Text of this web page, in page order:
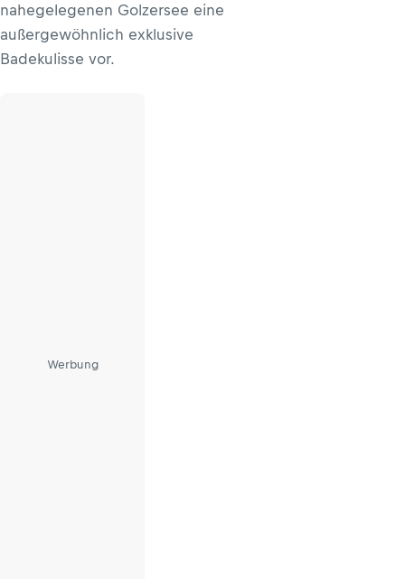
nahegelegenen Golzersee eine
außergewöhnlich exklusive
Badekulisse vor.
Werbung